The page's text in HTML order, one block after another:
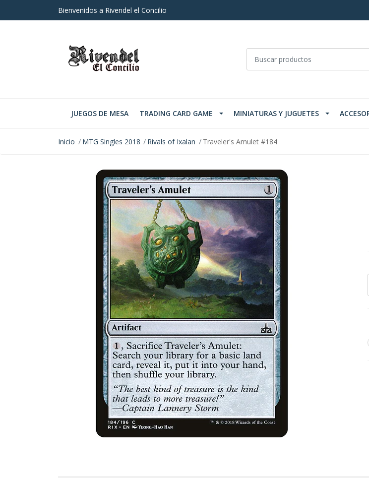
Bienvenidos a Rivendel el Concilio
JUEGOS DE MESA TRADING CARD GAME MINIATURAS Y JUGUETES
Inicio MTG Singles 2018 Rivals of Ixalan Traveler's Amulet #184